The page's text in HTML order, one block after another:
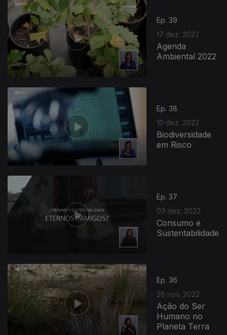
Ep. 39
17 dez. 2022
Agenda
Ambiental 2022
Ep. 38
10 dez. 2022
Biodiversidade
em Risco
Ep. 37
03 dez. 2022
Consumo e
Sustentabilidade
Ep. 36
26 nov. 2022
Ação do Ser
Humano no
Planeta Terra